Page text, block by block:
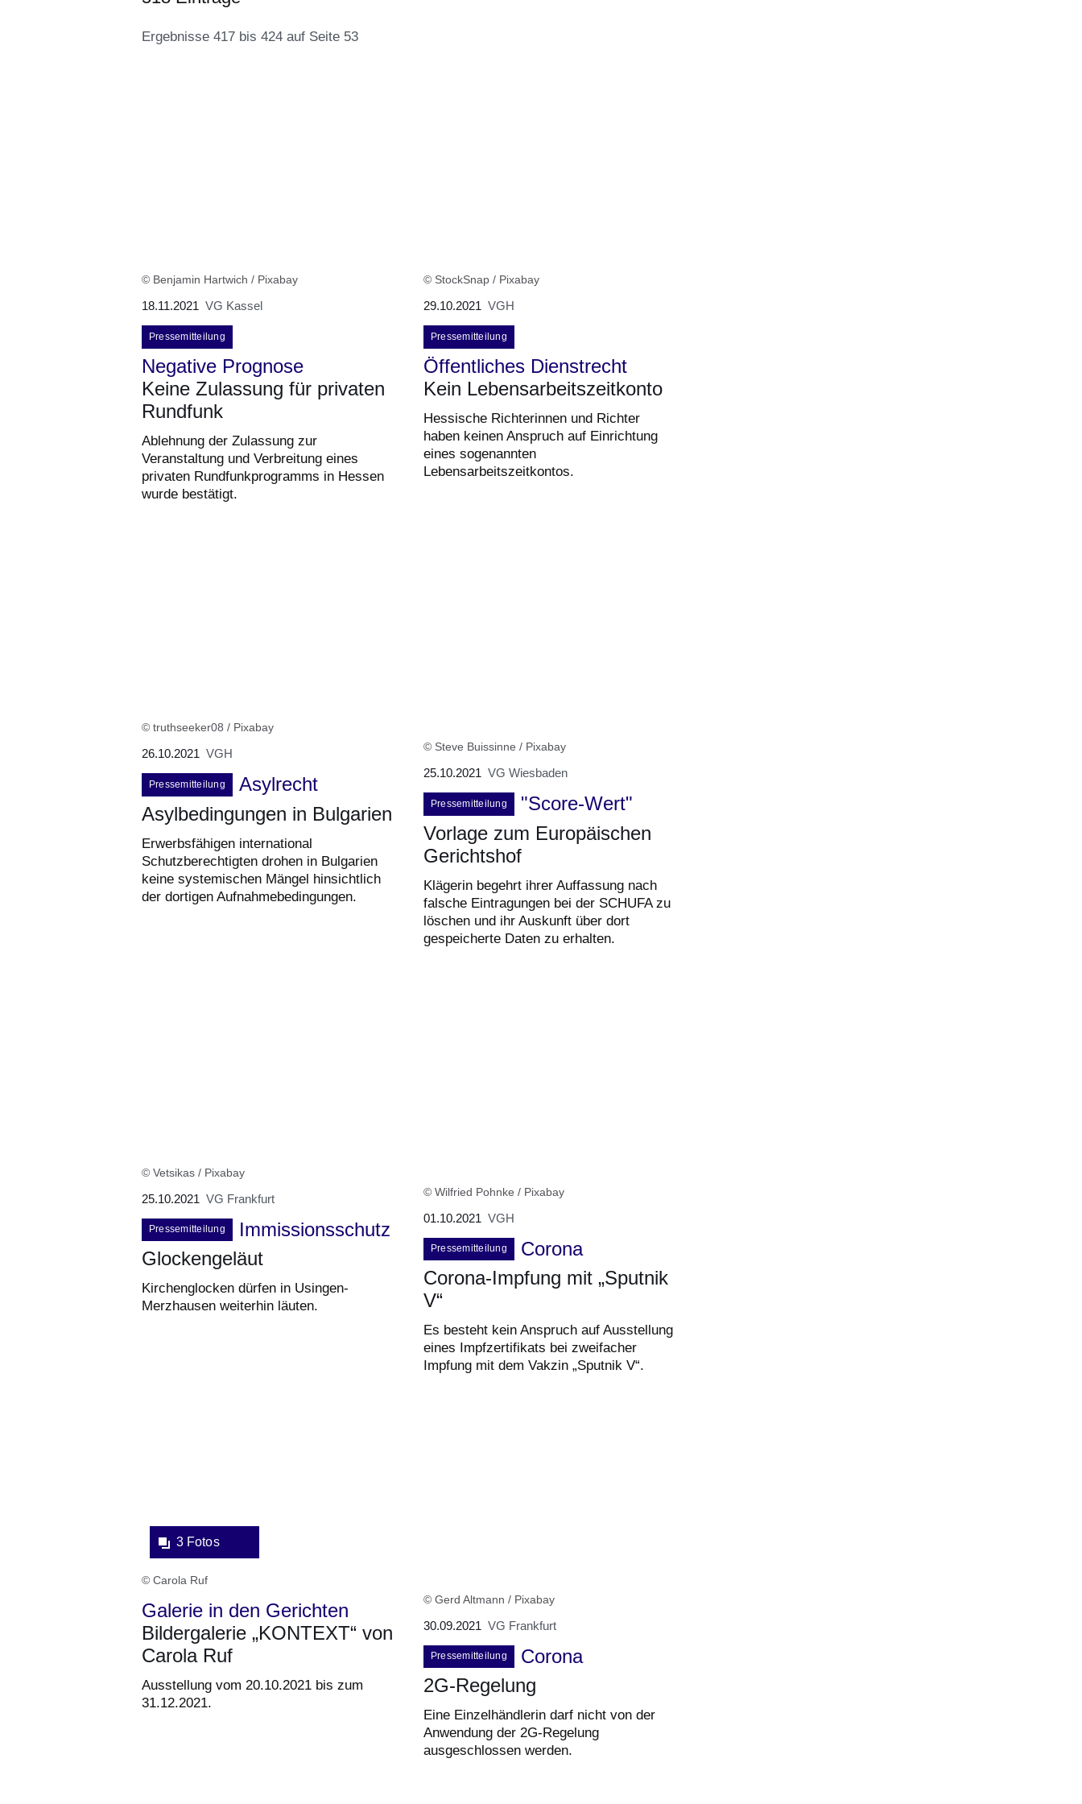
Ergebnisse 417 bis 424 auf Seite 53
53
© Benjamin Hartwich / Pixabay
18.11.2021 VG Kassel
Pressemitteilung
Negative Prognose
Keine Zulassung für privaten
Rundfunk
Ablehnung der Zulassung zur
Veranstaltung und Verbreitung eines
privaten Rundfunkprogramms in Hessen
wurde bestätigt.
© StockSnap / Pixabay
29.10.2021 VGH
Pressemitteilung
Öffentliches Dienstrecht
Kein Lebensarbeitszeitkonto
Hessische Richterinnen und Richter
haben keinen Anspruch auf Einrichtung
eines sogenannten
Lebensarbeitszeitkontos.
© truthseeker08 / Pixabay
26.10.2021 VGH
Pressemitteilung
Asylrecht
Asylbedingungen in Bulgarien
Erwerbsfähigen international
Schutzberechtigten drohen in Bulgarien
keine systemischen Mängel hinsichtlich
der dortigen Aufnahmebedingungen.
© Steve Buissinne / Pixabay
25.10.2021 VG Wiesbaden
Pressemitteilung
"Score-Wert"
Vorlage zum Europäischen
Gerichtshof
Klägerin begehrt ihrer Auffassung nach
falsche Eintragungen bei der SCHUFA zu
löschen und ihr Auskunft über dort
gespeicherte Daten zu erhalten.
© Vetsikas / Pixabay
25.10.2021 VG Frankfurt
Pressemitteilung
Immissionsschutz
Glockengeläut
Kirchenglocken dürfen in Usingen-
Merzhausen weiterhin läuten.
© Wilfried Pohnke / Pixabay
01.10.2021 VGH
Pressemitteilung
Corona
Corona-Impfung mit „Sputnik
V“
Es besteht kein Anspruch auf Ausstellung
eines Impfzertifikats bei zweifacher
Impfung mit dem Vakzin „Sputnik V“.
3 Fotos
© Carola Ruf
Galerie in den Gerichten
Bildergalerie „KONTEXT“ von
Carola Ruf
Ausstellung vom 20.10.2021 bis zum
31.12.2021.
© Gerd Altmann / Pixabay
30.09.2021 VG Frankfurt
Pressemitteilung
Corona
2G-Regelung
Eine Einzelhändlerin darf nicht von der
Anwendung der 2G-Regelung
ausgeschlossen werden.